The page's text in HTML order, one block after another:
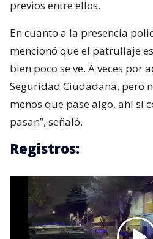
previos entre ellos.
En cuanto a la presencia
mencionó que el patrullaje
bien poco se ve. A veces por
Seguridad Ciudadana, pero
menos que pase algo, ahí sí
pasan”, señaló.
Registros: